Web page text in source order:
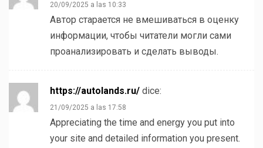
20/09/2025 a las 10:33
Автор старается не вмешиваться в оценку
информации, чтобы читатели могли сами
проанализировать и сделать выводы.
https://autolands.ru/ dice:
21/09/2025 a las 17:58
Appreciating the time and energy you put into
your site and detailed information you present.